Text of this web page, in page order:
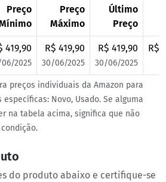
Preço
Preço
Máximo
Último
Preço
419,90
2025
R$ 419,90
30/06/2025
R$ 419,90
30/06/2025
R$
preços individuais da Amazon para
Novo, Usado. Se alguma
na tabela acima, significa que não
do produto abaixo e certifique-se